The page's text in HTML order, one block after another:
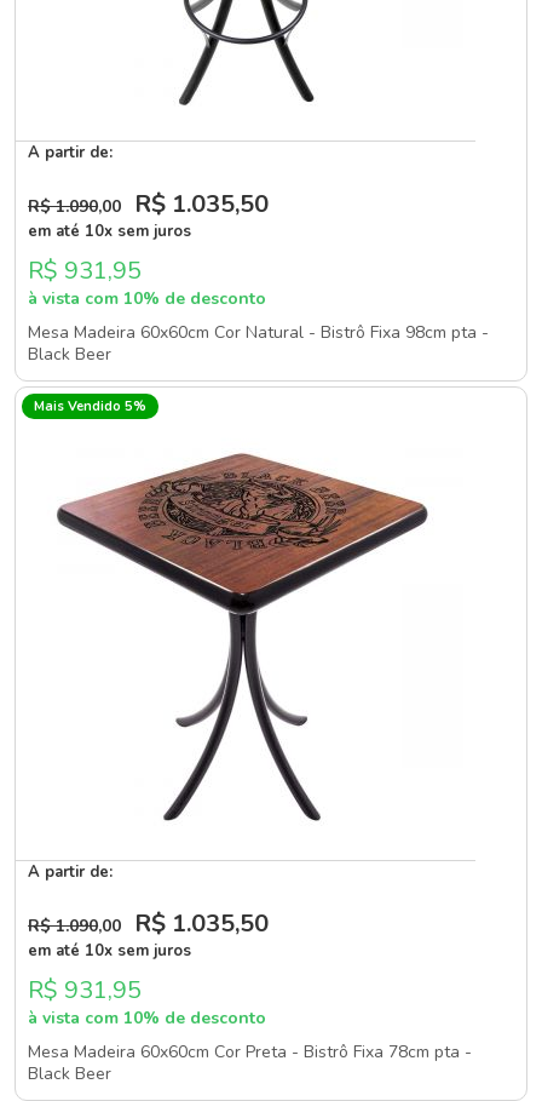
A partir de:
R$ 1.090,00 R$ 1.035,50
em até 10x sem juros
R$ 931,95
à vista com 10% de desconto
Mesa Madeira 60x60cm Cor Natural - Bistrô Fixa 98cm pta -
Black Beer
Mais Vendido 5%
A partir de:
R$ 1.090,00 R$ 1.035,50
em até 10x sem juros
R$ 931,95
à vista com 10% de desconto
Mesa Madeira 60x60cm Cor Preta - Bistrô Fixa 78cm pta -
Black Beer